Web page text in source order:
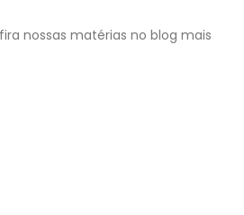
nossas matérias no blog mais